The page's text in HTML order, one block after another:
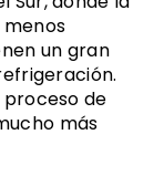
un gran
de
más